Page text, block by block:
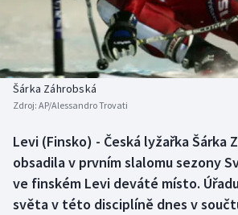
Baseball a softbal
Biatlon
Box
Curling
Soutěže
Historické návraty
Aplikace ČT sport
Šárka Záhrobská
Zdroj: AP/Alessandro Trovati
Levi (Finsko) - Česká lyžařka Šárka
obsadila v prvním slalomu sezony
ve finském Levi deváté místo.
světa v této disciplíně dnes v